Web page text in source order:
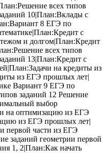
всех типов
10|План:Вклады с
8 ЕГЭ по
с
и долгом|План:Кредит
всех типов
13|План:Кредит с
на кредиты из
из ЕГЭ прошлых лет|
Вариант 9 ЕГЭ по
заданий 12 Решение
выбор
на оптимизацию из ЕГЭ
из ЕГЭ прошлых лет|
первой части из ЕГЭ
заданий геометрии первой
1, 2|План:Как начать